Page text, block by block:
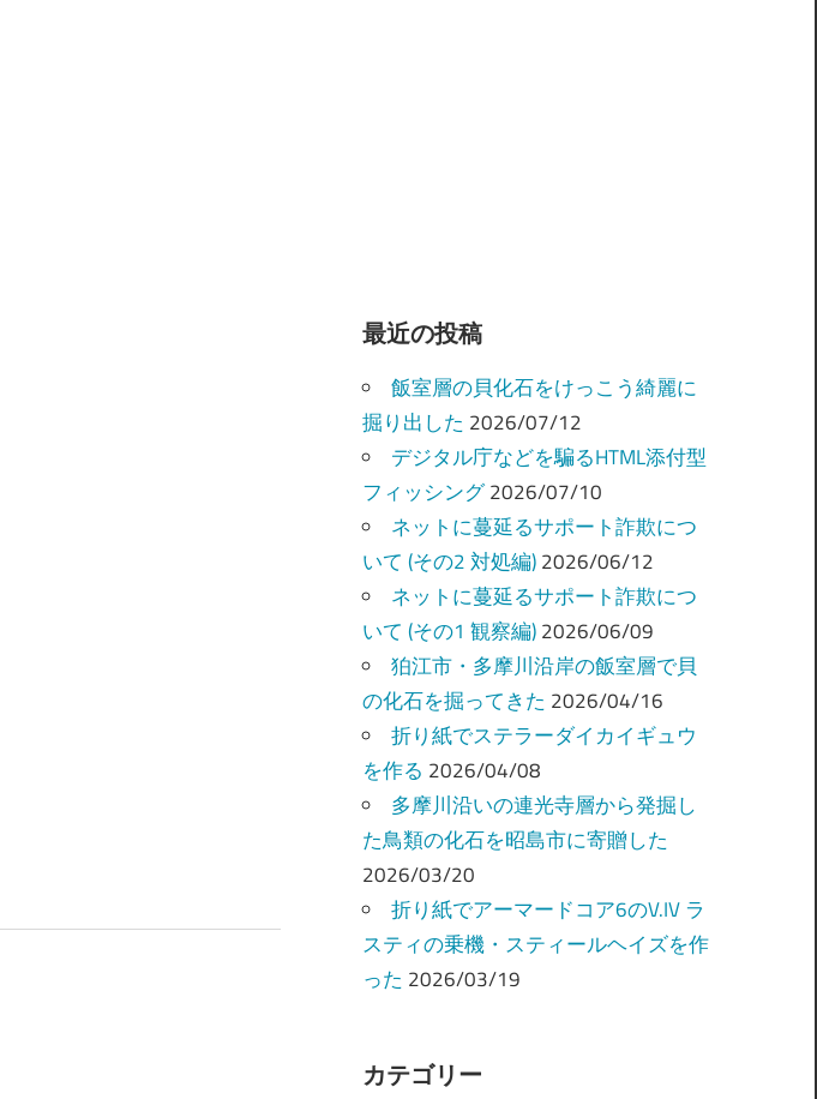
最近の投稿
飯室層の貝化石をけっこう綺麗に
掘り出した 2026/07/12
デジタル庁などを騙るHTML添付型
フィッシング 2026/07/10
ネットに蔓延るサポート詐欺につ
いて (その2 対処編) 2026/06/12
ネットに蔓延るサポート詐欺につ
いて (その1 観察編) 2026/06/09
狛江市・多摩川沿岸の飯室層で貝
の化石を掘ってきた 2026/04/16
折り紙でステラーダイカイギュウ
を作る 2026/04/08
多摩川沿いの連光寺層から発掘し
た鳥類の化石を昭島市に寄贈した
2026/03/20
折り紙でアーマードコア6のV.IV ラ
スティの乗機・スティールヘイズを作
った 2026/03/19
カテゴリー